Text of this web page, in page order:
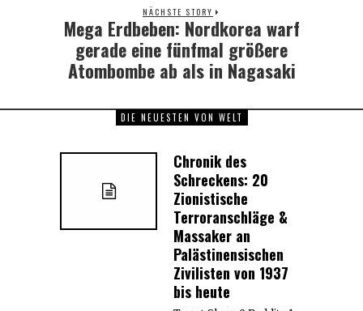
NÄCHSTE STORY
Next
post:
Mega Erdbeben: Nordkorea warf
gerade eine fünfmal größere
Atombombe ab als in Nagasaki
DIE NEUESTEN VON WELT
Chronik des
Schreckens: 20
Zionistische
Terroranschläge &
Massaker an
Palästinensischen
Zivilisten von 1937
bis heute